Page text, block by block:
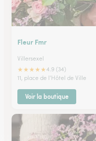
Fleur Fmr
Villersexel
★★★★★4.9 (34)
11, place de l'Hôtel de Ville
Voir la boutique